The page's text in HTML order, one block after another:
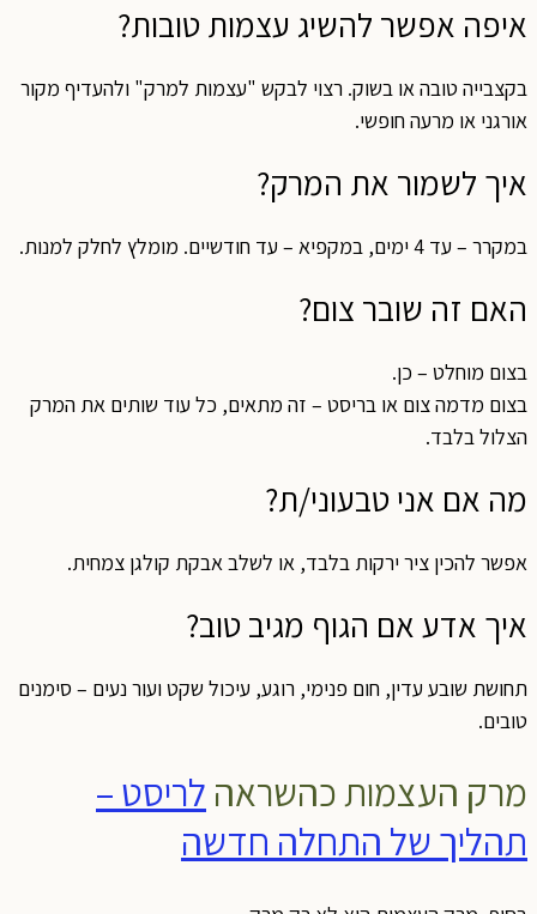
איפה אפשר להשיג עצמות טובות?
בקצבייה טובה או בשוק. רצוי לבקש "עצמות למרק" ולהעדיף מקור
אורגני או מרעה חופשי.
איך לשמור את המרק?
במקרר – עד 4 ימים, במקפיא – עד חודשיים. מומלץ לחלק למנות.
האם זה שובר צום?
בצום מוחלט – כן.
בצום מדמה צום או בריסט – זה מתאים, כל עוד שותים את המרק
הצלול בלבד.
מה אם אני טבעוני/ת?
אפשר להכין ציר ירקות בלבד, או לשלב אבקת קולגן צמחית.
איך אדע אם הגוף מגיב טוב?
תחושת שובע עדין, חום פנימי, רוגע, עיכול שקט ועור נעים – סימנים
טובים.
מרק העצמות כהשראה לריסט –
תהליך של התחלה חדשה